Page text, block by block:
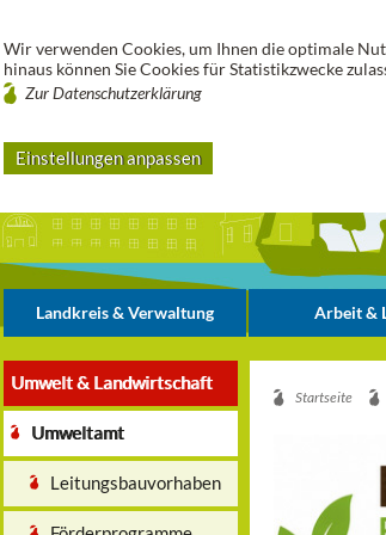
Wir verwenden Cookies, um Ihnen die optimale
hinaus können Sie Cookies für Statistikzwecke
Zur Datenschutzerklärung
Einstellungen anpassen
Landkreis & Verwaltung Arbeit &
Umwelt & Landwirtschaft
Umweltamt
Leitungsbauvorhaben
Startseite